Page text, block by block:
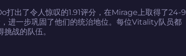
出了令人惊叹的1.91评分，在Mirage上取得了24-9
进一步巩固了他们的统治地位。每位Vitality队员都
战的队伍。